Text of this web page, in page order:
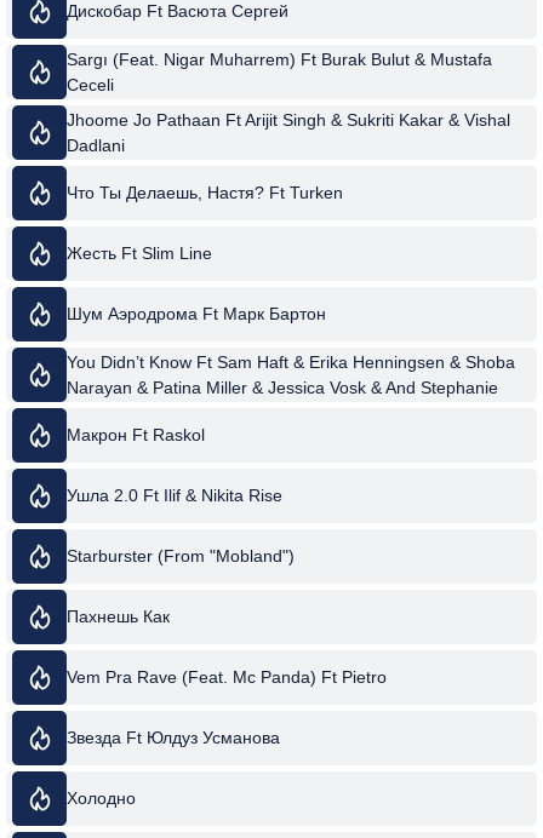
Дискобар Ft Васюта Сергей
Sargı (Feat. Nigar Muharrem) Ft Burak Bulut & Mustafa
Ceceli
Jhoome Jo Pathaan Ft Arijit Singh & Sukriti Kakar & Vishal
Dadlani
Что Ты Делаешь, Настя? Ft Turken
Жесть Ft Slim Line
Шум Аэродрома Ft Марк Бартон
You Didn’t Know Ft Sam Haft & Erika Henningsen & Shoba
Narayan & Patina Miller & Jessica Vosk & And Stephanie
Макрон Ft Raskol
Ушла 2.0 Ft Ilif & Nikita Rise
Starburster (From "Mobland")
Пахнешь Как
Vem Pra Rave (Feat. Mc Panda) Ft Pietro
Звезда Ft Юлдуз Усманова
Холодно